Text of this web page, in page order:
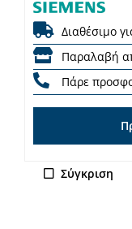
Διαθέσιμο
Παραλαβή
Πάρε
Σύγκριση